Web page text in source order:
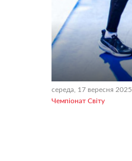
середа, 17 вересня 2025
Чемпіонат Світу